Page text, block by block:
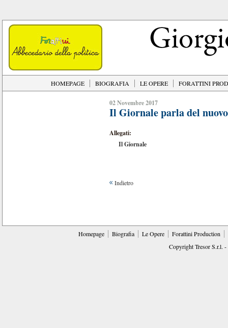
HOMEPAGE BIOGRAFIA LE OPERE FORATTINI
02 Novembre 2017
Il Giornale parla del
Allegati:
Il Giornale
Indietro
Homepage Biografia Le Opere
Forattini Production
Copyright Tresor S.r.l.